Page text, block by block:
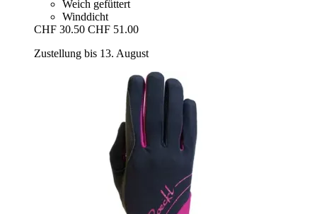
Weich gefüttert
Winddicht
CHF 30.50 CHF 51.00
Zustellung bis 13. August